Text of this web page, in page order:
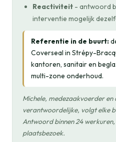
Reactiviteit - antwoord
interventie mogelijk
Referentie in de buurt:
Coverseal in Strépy-
kantoren, sanitair en
multi-zone onderhoud.
Michele, medezaakvoerder
verantwoordelijke, volgt elke
Antwoord binnen 24
plaatsbezoek.